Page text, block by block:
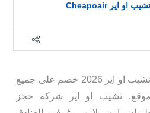
تشيب او اير Cheapoair
كود خصم تشيب او اير 2026 خصم على جميع
تشيب او اير شركة حجز